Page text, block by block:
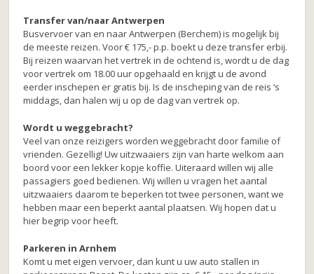
Transfer van/naar Antwerpen
Busvervoer van en naar Antwerpen (Berchem) is mogelijk bij
de meeste reizen. Voor € 175,- p.p. boekt u deze transfer erbij.
Bij reizen waarvan het vertrek in de ochtend is, wordt u de dag
voor vertrek om 18.00 uur opgehaald en krijgt u de avond
eerder inschepen er gratis bij. Is de inscheping van de reis ‘s
middags, dan halen wij u op de dag van vertrek op.
Wordt u weggebracht?
Veel van onze reizigers worden weggebracht door familie of
vrienden. Gezellig! Uw uitzwaaiers zijn van harte welkom aan
boord voor een lekker kopje koffie. Uiteraard willen wij alle
passagiers goed bedienen. Wij willen u vragen het aantal
uitzwaaiers daarom te beperken tot twee personen, want we
hebben maar een beperkt aantal plaatsen. Wij hopen dat u
hier begrip voor heeft.
Parkeren in Arnhem
Komt u met eigen vervoer, dan kunt u uw auto stallen in